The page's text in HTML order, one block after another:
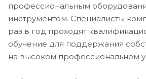
профессиональным
инструментом. Специалисты
раз в год проходят
обучение для поддержания
на высоком профессиональном